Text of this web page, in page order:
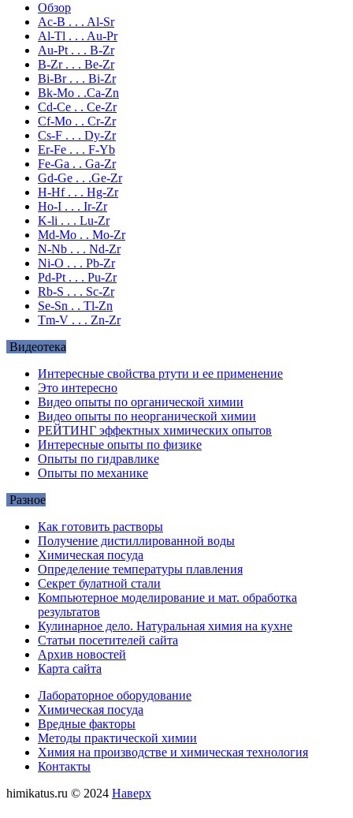
Обзор
Ac-B . . . Al-Sr
Al-Tl . . . Au-Pr
Au-Pt . . . B-Zr
B-Zr . . . Be-Zr
Bi-Br . . . Bi-Zr
Bk-Mo . .Ca-Zn
Cd-Ce . . Ce-Zr
Cf-Mo . . Cr-Zr
Cs-F . . . Dy-Zr
Er-Fe . . . F-Yb
Fe-Ga . . Ga-Zr
Gd-Ge . . .Ge-Zr
H-Hf . . . Hg-Zr
Ho-I . . . Ir-Zr
K-li . . . Lu-Zr
Md-Mo . . Mo-Zr
N-Nb . . . Nd-Zr
Ni-O . . . Pb-Zr
Pd-Pt . . . Pu-Zr
Rb-S . . . Sc-Zr
Se-Sn . . Tl-Zn
Tm-V . . . Zn-Zr
Видеотека
Интересные свойства ртути и ее применение
Это интересно
Видео опыты по органической химии
Видео опыты по неорганической химии
РЕЙТИНГ эффектных химических опытов
Интересные опыты по физике
Опыты по гидравлике
Опыты по механике
Разное
Как готовить растворы
Получение дистиллированной воды
Химическая посуда
Определение температуры плавления
Секрет булатной стали
Компьютерное моделирование и мат. обработка
результатов
Кулинарное дело. Натуральная химия на кухне
Статьи посетителей сайта
Архив новостей
Карта сайта
Лабораторное оборудование
Химическая посуда
Вредные факторы
Методы практической химии
Химия на производстве и химическая технология
Контакты
himikatus.ru © 2024 Наверх